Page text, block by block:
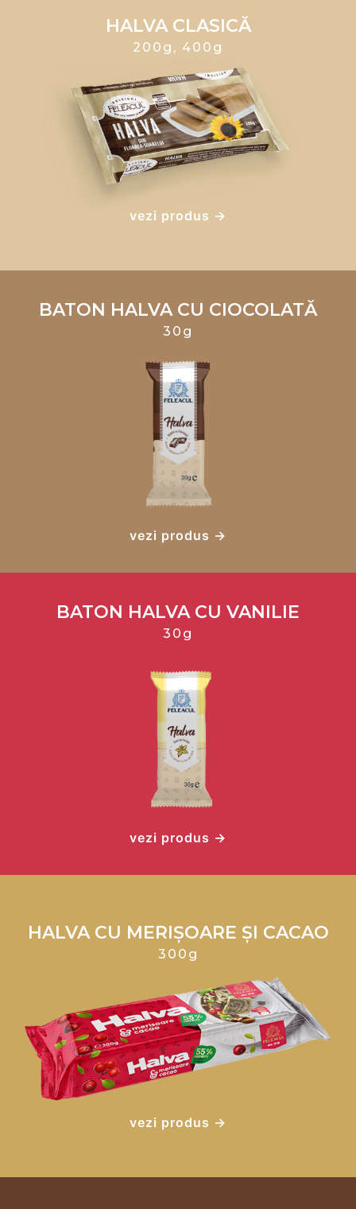
HALVA CLASICĂ
200g, 400g
vezi produs →
BATON HALVA CU CIOCOLATĂ
30g
vezi produs →
BATON HALVA CU VANILIE
30g
vezi produs →
HALVA CU MERIȘOARE ȘI CACAO
300g
vezi produs →